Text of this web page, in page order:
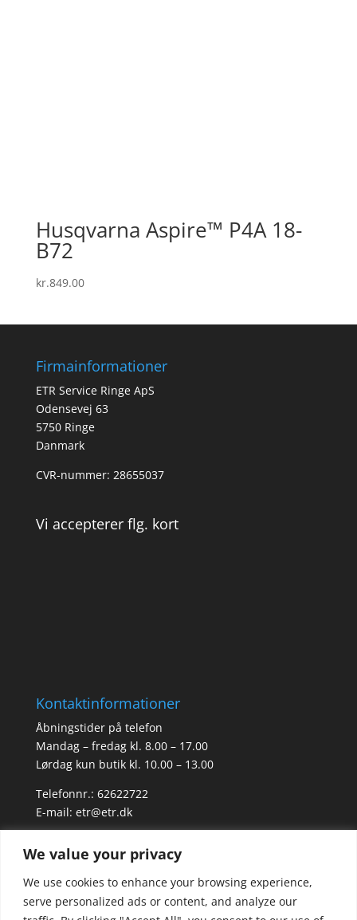
We value your privacy
We use cookies to enhance your browsing experience,
serve personalized ads or content, and analyze our
Husqvarna Aspire™ P4A 18-
B72
kr.849.00
Firmainformationer
ETR Service Ringe ApS
Odensevej 63
5750 Ringe
Danmark
CVR-nummer: 28655037
Vi accepterer flg. kort
Kontaktinformationer
Åbningstider på telefon
Mandag – fredag kl. 8.00 – 17.00
Lørdag kun butik kl. 10.00 – 13.00
Telefonnr.: 62622722
E-mail: etr@etr.dk
Åbningstider i butikken
Mandag – Fredag kl. 8.00 – 17.00
Lørdag kl. 10.00 – 13.00